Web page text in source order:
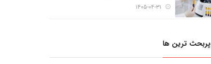
۱۴۰۵-۰۴-۳۱
پربحث ترین ها